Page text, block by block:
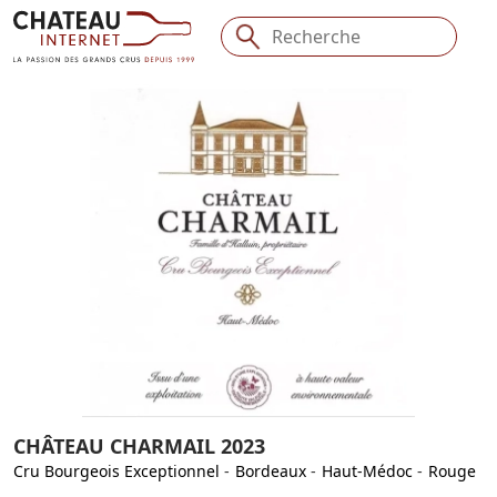
CHÂTEAU CHARMAIL 2023
Cru Bourgeois Exceptionnel - Bordeaux - Haut-Médoc - Rouge